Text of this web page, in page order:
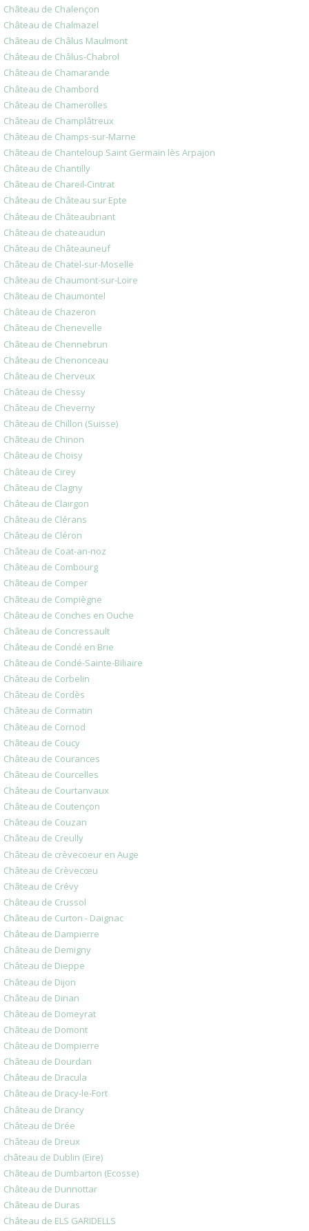
Château de Chalençon
Château de Chalmazel
Château de Châlus Maulmont
Château de Châlus-Chabrol
Château de Chamarande
Château de Chambord
Château de Chamerolles
Château de Champlâtreux
Château de Champs-sur-Marne
Château de Chanteloup Saint Germain lès Arpajon
Château de Chantilly
Château de Chareil-Cintrat
Château de Château sur Epte
Château de Châteaubriant
Château de chateaudun
Château de Châteauneuf
Château de Chatel-sur-Moselle
Château de Chaumont-sur-Loire
Château de Chaumontel
Château de Chazeron
Château de Chenevelle
Château de Chennebrun
Château de Chenonceau
Château de Cherveux
Château de Chessy
Château de Cheverny
Château de Chillon (Suisse)
Château de Chinon
Château de Choisy
Château de Cirey
Château de Clagny
Château de Clairgon
Château de Clérans
Château de Cléron
Château de Coat-an-noz
Château de Combourg
Château de Comper
Château de Compiègne
Château de Conches en Ouche
Château de Concressault
Château de Condé en Brie
Château de Condé-Sainte-Biliaire
Château de Corbelin
Château de Cordès
Château de Cormatin
Château de Cornod
Château de Coucy
Château de Courances
Château de Courcelles
Château de Courtanvaux
Château de Coutençon
Château de Couzan
Château de Creully
Château de crèvecoeur en Auge
Château de Crèvecœu
Château de Crévy
Château de Crussol
Château de Curton - Daignac
Château de Dampierre
Château de Demigny
Château de Dieppe
Château de Dijon
Château de Dinan
Château de Domeyrat
Château de Domont
Château de Dompierre
Château de Dourdan
Château de Dracula
Château de Dracy-le-Fort
Château de Drancy
Château de Drée
Château de Dreux
château de Dublin (Eire)
Château de Dumbarton (Ecosse)
Château de Dunnottar
Château de Duras
Château de ELS GARIDELLS